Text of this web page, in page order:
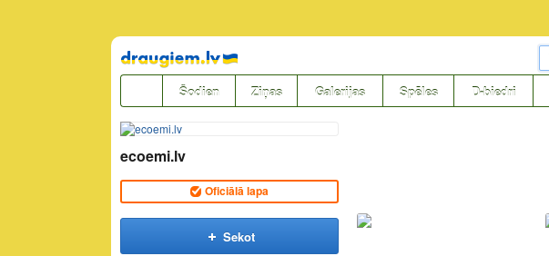
Pāriet
uz
saturu
Šodien Ziņas Galerijas Spēles D-biedri
ecoemi.lv
Oficiālā lapa
Sekot